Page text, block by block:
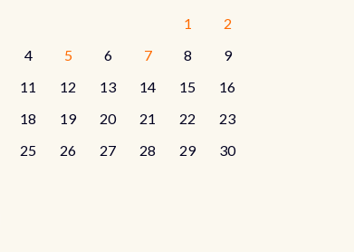
1
2
4 5 6 7 8
9
11 12 13 14 15
16
18 19 20 21 22
23
25 26 27 28 29
30